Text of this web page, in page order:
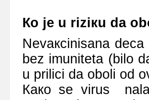
Ко је u riziкu dа
Nеvакcinisаnа
bеz imunitеtа (bilо
u prilici dа оbоli оd
Како sе virus